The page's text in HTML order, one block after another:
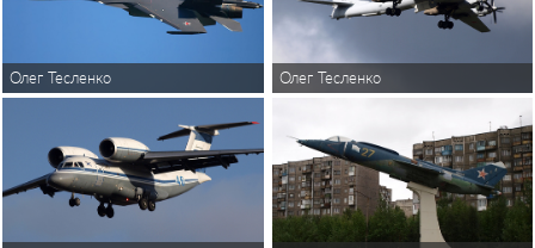
Олег Тесленко Олег Тесленко